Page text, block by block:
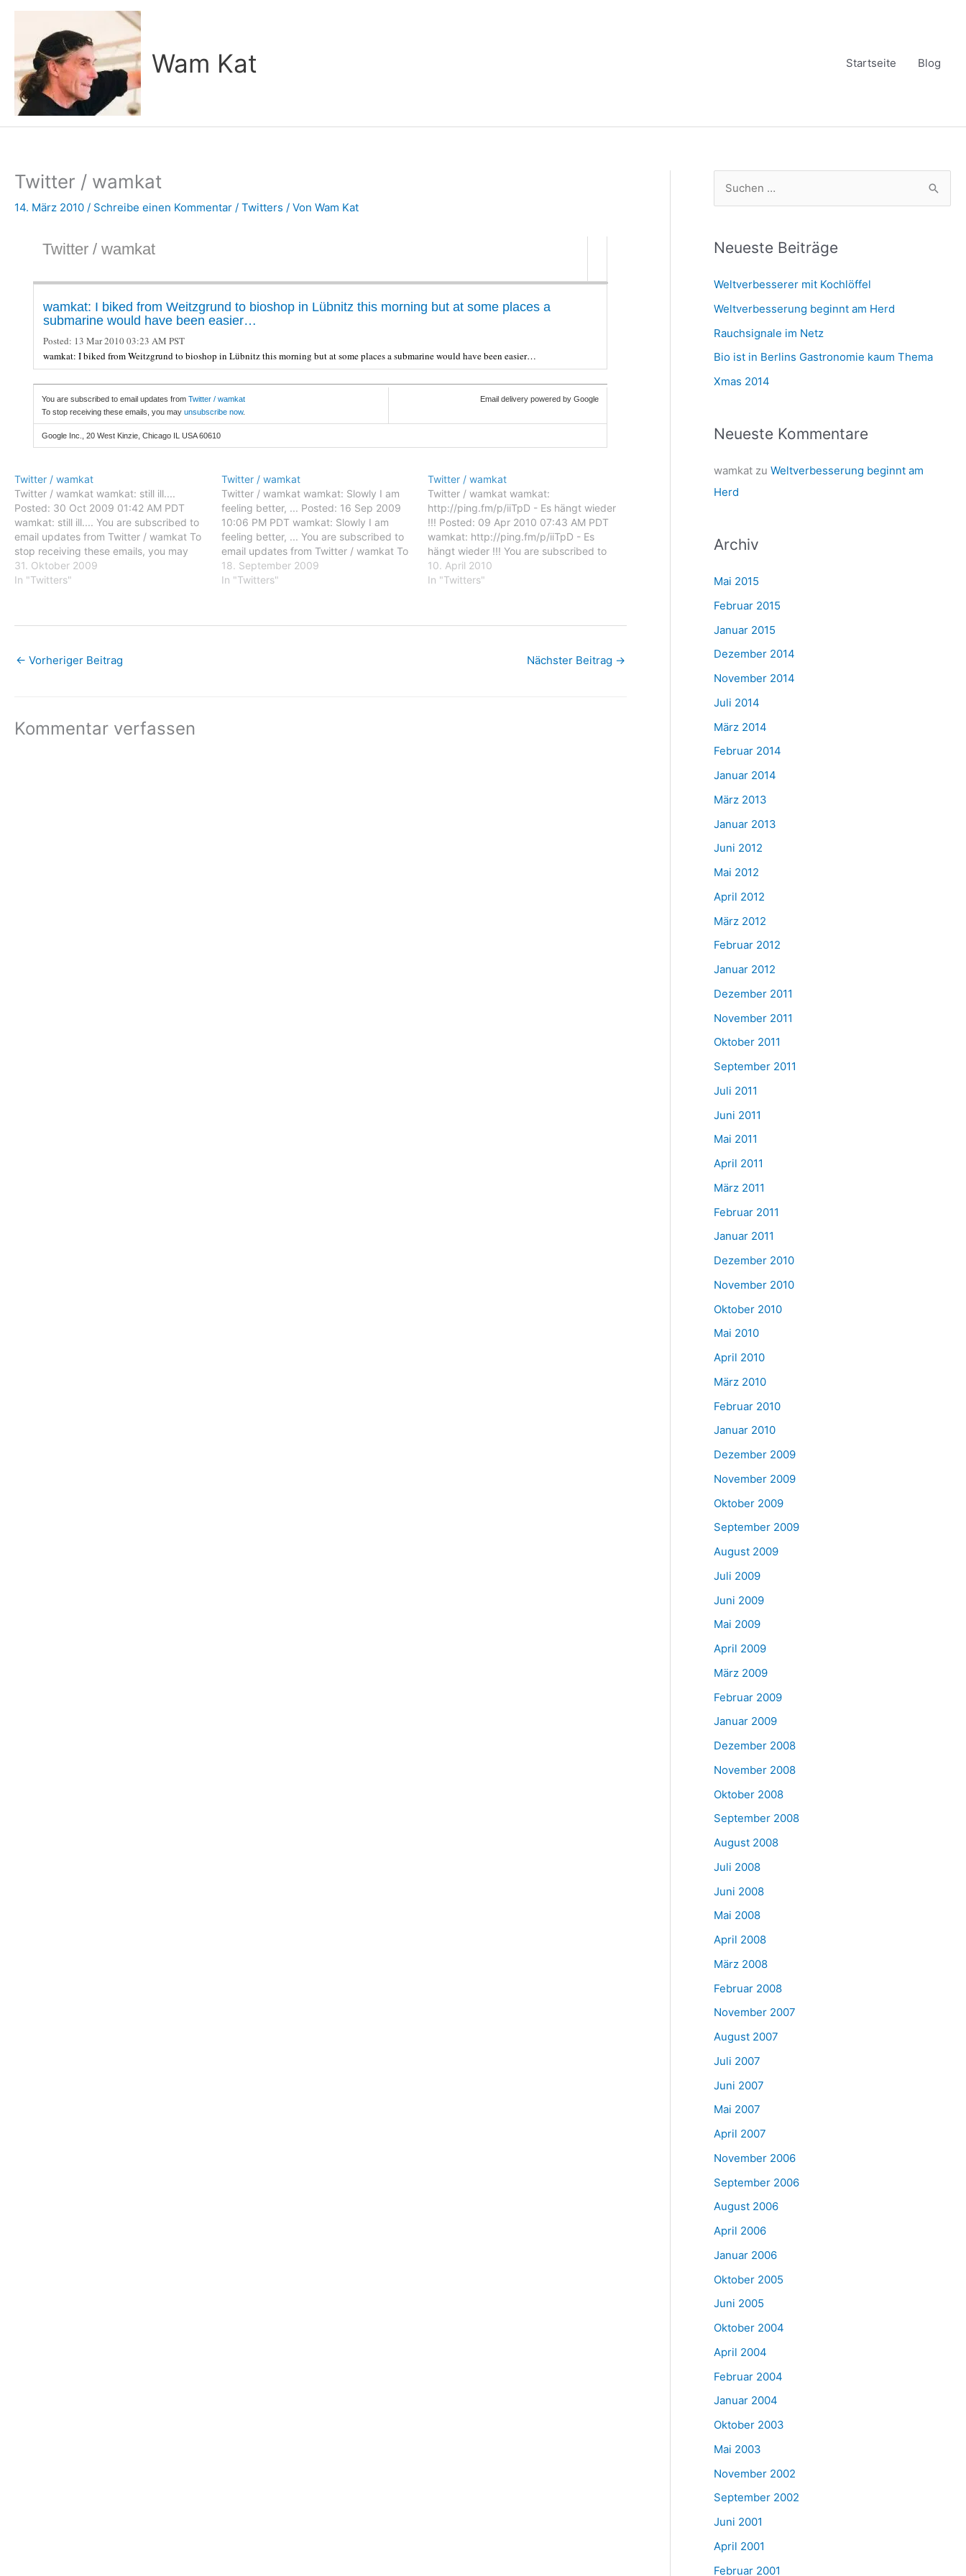
Zum
springen
Wam Kat Startseite Blog
Twitter / wamkat
14. März 2010 / Schreibe einen Kommentar / Twitters / Von Wam Kat
Twitter / wamkat
wamkat: I biked from Weitzgrund to bioshop in Lübnitz this morning but at some places a
submarine would have been easier…
Posted: 13 Mar 2010 03:23 AM PST
wamkat: I biked from Weitzgrund to bioshop in Lübnitz this morning but at some places a submarine would have been easier…
You are subscribed to email updates from Twitter / wamkat
To stop receiving these emails, you may unsubscribe now.
Email delivery powered by Google
Google Inc., 20 West Kinzie, Chicago IL USA 60610
Twitter / wamkat
Twitter / wamkat wamkat: still ill....
Posted: 30 Oct 2009 01:42 AM PDT
wamkat: still ill.... You are subscribed to
email updates from Twitter / wamkat To
stop receiving these emails, you may
unsubscribe now. Email delivery
powered by Google Google Inc., 20
31. Oktober 2009
In "Twitters"
Twitter / wamkat
Twitter / wamkat wamkat: Slowly I am
feeling better, ... Posted: 16 Sep 2009
10:06 PM PDT wamkat: Slowly I am
feeling better, ... You are subscribed to
email updates from Twitter / wamkat To
stop receiving these emails, you may
unsubscribe now. Email delivery
18. September 2009
In "Twitters"
Twitter / wamkat
Twitter / wamkat wamkat:
http://ping.fm/p/iiTpD - Es hängt wieder
!!! Posted: 09 Apr 2010 07:43 AM PDT
wamkat: http://ping.fm/p/iiTpD - Es
hängt wieder !!! You are subscribed to
email updates from Twitter / wamkat To
stop receiving these emails, you may
10. April 2010
In "Twitters"
← Vorheriger Beitrag Nächster Beitrag →
Kommentar verfassen
h
n
n
a
c
h
Neueste Beiträge
Weltverbesserer mit Kochlöffel
Weltverbesserung beginnt am Herd
Rauchsignale im Netz
Bio ist in Berlins Gastronomie kaum Thema
Xmas 2014
Neueste Kommentare
wamkatzu Weltverbesserung beginnt am
Herd
Archiv
Mai 2015
Februar 2015
Januar 2015
Dezember 2014
November 2014
Juli 2014
März 2014
Februar 2014
Januar 2014
März 2013
Januar 2013
Juni 2012
Mai 2012
April 2012
März 2012
Februar 2012
Januar 2012
Dezember 2011
November 2011
Oktober 2011
September 2011
Juli 2011
Juni 2011
Mai 2011
April 2011
März 2011
Februar 2011
Januar 2011
Dezember 2010
November 2010
Oktober 2010
Mai 2010
April 2010
März 2010
Februar 2010
Januar 2010
Dezember 2009
November 2009
Oktober 2009
September 2009
August 2009
Juli 2009
Juni 2009
Mai 2009
April 2009
März 2009
Februar 2009
Januar 2009
Dezember 2008
November 2008
Oktober 2008
September 2008
August 2008
Juli 2008
Juni 2008
Mai 2008
April 2008
März 2008
Februar 2008
November 2007
August 2007
Juli 2007
Juni 2007
Mai 2007
April 2007
November 2006
September 2006
August 2006
April 2006
Januar 2006
Oktober 2005
Juni 2005
Oktober 2004
April 2004
Februar 2004
Januar 2004
Oktober 2003
Mai 2003
November 2002
September 2002
Juni 2001
April 2001
Februar 2001